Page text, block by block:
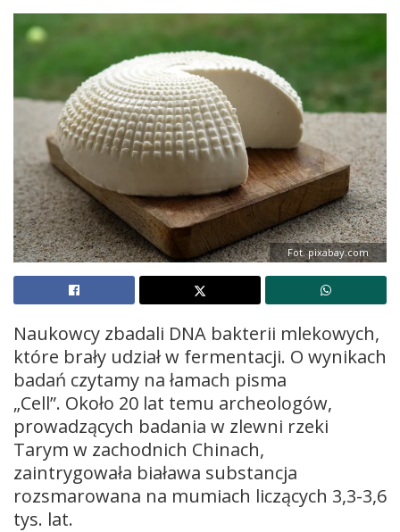
Fot. pixabay.com
Naukowcy zbadali DNA bakterii mlekowych,
które brały udział w fermentacji. O wynikach
badań czytamy na łamach pisma
„Cell”. Około 20 lat temu archeologów,
prowadzących badania w zlewni rzeki
Tarym w zachodnich Chinach,
zaintrygowała biaława substancja
rozsmarowana na mumiach liczących 3,3-3,6
tys. lat.